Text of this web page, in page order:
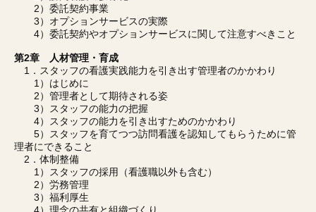
2）委託契約事業
3）オプションサービスの実際
4）委託契約やオプションサービスに関して注意すべきこと
第2章 人材管理・育成
1．スタッフの看護実践能力を引き出す管理者のかかわり
1）はじめに
2）管理者として期待される姿
3）スタッフの能力の把握
4）スタッフの能力を引き出すためのかかわり
5）スタッフを育てつつ訪問看護を認知してもらうために管
理者にできること
2．体制整備
1）スタッフの採用（看護職以外も含む）
2）労務管理
3）福利厚生